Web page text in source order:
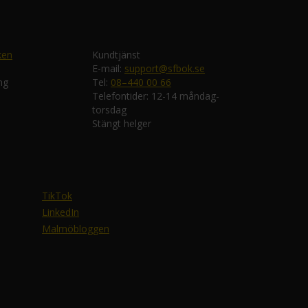
Kundtjänst
E-mail: support@sfbok.se
Tel: 08–440 00 66
Telefontider: 12-14 måndag-
torsdag
Stängt helger
TikTok
LinkedIn
Malmöbloggen